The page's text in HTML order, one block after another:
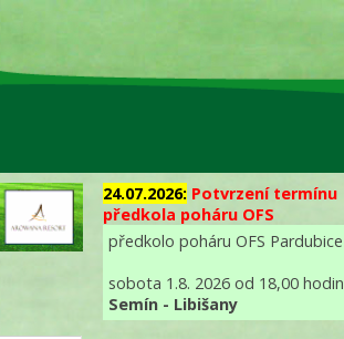
24.07.2026: Potvrzení termínu
předkola poháru OFS
předkolo poháru OFS Pardubice
sobota 1.8. 2026 od 18,00 hodin
Semín - Libišany